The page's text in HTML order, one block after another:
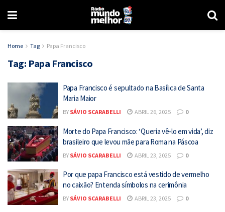
Home Tag Papa Francisco
Tag: Papa Francisco
Papa Francisco é sepultado na Basílica de Santa
Maria Maior
BY SÁVIO SCARABELLI ABRIL 26, 2025 0
Morte do Papa Francisco: ‘Queria vê-lo em vida’, diz
brasileiro que levou mãe para Roma na Páscoa
BY SÁVIO SCARABELLI ABRIL 23, 2025 0
Por que papa Francisco está vestido de vermelho
no caixão? Entenda símbolos na cerimônia
BY SÁVIO SCARABELLI ABRIL 23, 2025 0